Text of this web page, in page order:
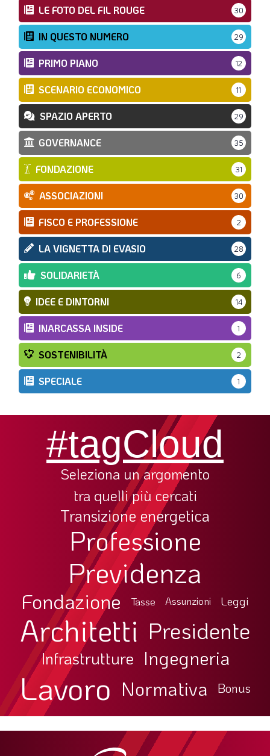
LE FOTO DEL FIL ROUGE 30
IN QUESTO NUMERO 29
PRIMO PIANO 12
SCENARIO ECONOMICO 11
SPAZIO APERTO 29
GOVERNANCE 35
FONDAZIONE 31
ASSOCIAZIONI 30
FISCO E PROFESSIONE 2
LA VIGNETTA DI EVASIO 28
SOLIDARIETÀ 6
IDEE E DINTORNI 14
INARCASSA INSIDE 1
SOSTENIBILITÀ 2
SPECIALE 1
#tagCloud
Seleziona un argomento
tra quelli più cercati
Transizione energetica
Professione
Previdenza
Fondazione Tasse Assunzioni Leggi
Architetti Presidente
Infrastrutture Ingegneria
Lavoro Normativa Bonus